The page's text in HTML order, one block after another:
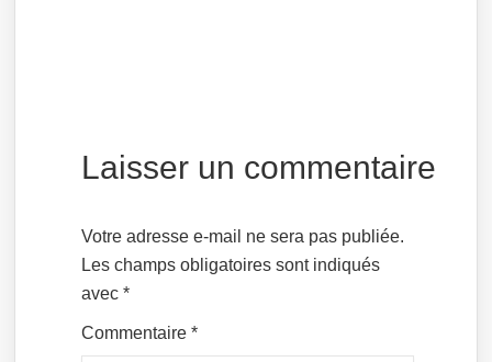
Laisser un commentaire
Votre adresse e-mail ne sera pas publiée.
Les champs obligatoires sont indiqués
avec*
Commentaire*